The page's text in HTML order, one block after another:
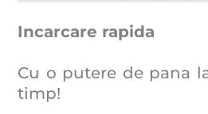
Incarcare rapida
Cu o putere de pana
timp!